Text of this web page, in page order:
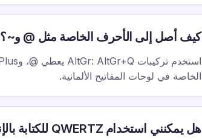
كيف أصل إلى الأحرف الخاصة مثل @ و~؟
الخاصة في لوحات المفاتيح الألمانية.
هل يمكنني استخدام QWERTZ للكتابة بالإنجليزية؟